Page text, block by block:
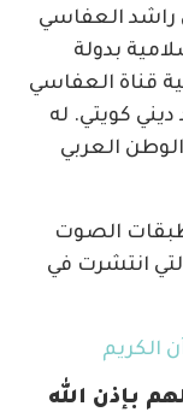
العفاسي
بدولة
قناة العفاسي
كويتي. له
العربي
الصوت
انتشرت في
الكريم
بإذن الله